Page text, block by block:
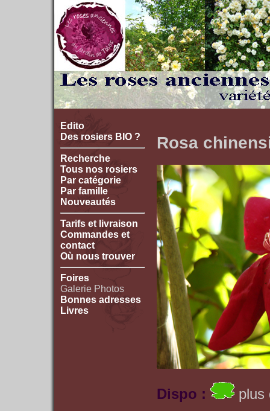
Edito
Des rosiers BIO ?
Recherche
Tous nos rosiers
Par catégorie
Par famille
Nouveautés
Tarifs et livraison
Commandes et
contact
Où nous trouver
Foires
Galerie Photos
Bonnes adresses
Livres
Rosa
Dispo :
plus